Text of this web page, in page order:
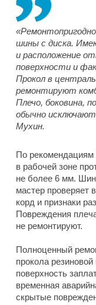
шины с диска.
и расположение
поверхности и
Прокол в
ремонтируют
Плечо, боковина,
обычно
Мухин.
По рекомендациям
в рабочей зоне
не более 6 мм.
мастер проверяет
корд и признаки
Повреждения
не ремонтируют.
Полноценный
прокола
поверхность
временная
скрытые